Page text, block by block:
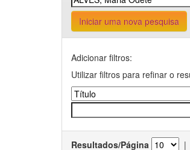
Iniciar uma nova pesquisa
Adicionar filtros:
Utilizar filtros para refinar o
Resultados/Página |